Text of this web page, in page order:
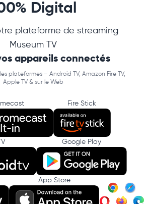
Digital
plateforme de streaming
Museum TV
appareils connectés
plateformes – Android TV, Amazon Fire TV,
Apple TV & sur le Web
Fire Stick
Google Play
App Store